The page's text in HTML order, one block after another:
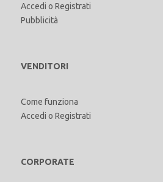
Accedi o Registrati
Pubblicità
VENDITORI
Come funziona
Accedi o Registrati
CORPORATE